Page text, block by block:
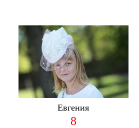
Евгения
8